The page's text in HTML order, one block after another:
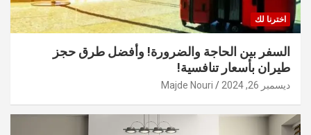
اخترنا لك
السفر بين الحاجة والضرورة! وأفضل طرق حجز
طيران بأسعار تنافسية!
ديسمبر 26, 2024 Majde Nouri